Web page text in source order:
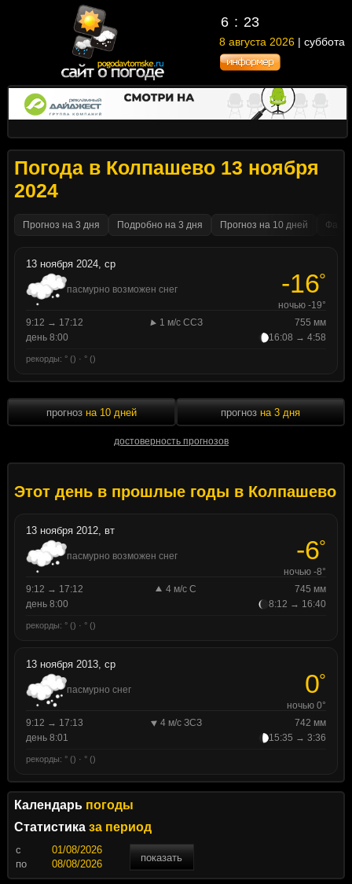
6 23
8 августа 2026 | суббота
Погода в Колпашево 13 ноября
2024
Прогноз на 3 дня Подробно на 3 дня Прогноз на 10 дней
13 ноября 2024, ср
пасмурно возможен снег -16°
ночью -19°
9:12 → 17:12
1 м/с ССЗ
755 мм
день 8:00
16:08 → 4:58
рекорды: ° () · ° ()
прогноз на 10 дней
достоверность прогнозов
прогноз на 3 дня
Этот день в прошлые годы в Колпашево
13 ноября 2012, вт
пасмурно возможен снег -6°
ночью -8°
9:12 → 17:12
4 м/с С
745 мм
день 8:00
8:12 → 16:40
рекорды: ° () · ° ()
13 ноября 2013, ср
пасмурно снег 0°
ночью 0°
9:12 → 17:13
4 м/с ЗСЗ
742 мм
день 8:01
15:35 → 3:36
рекорды: ° () · ° ()
Календарь погоды
Статистика за период
c
показать
по